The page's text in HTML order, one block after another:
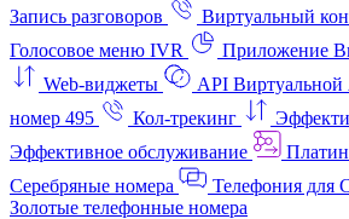
Запись разговоров
Виртуальный
Голосовое меню IVR
Приложение
Web-виджеты
API
номер 495
Кол-трекинг
Эффективное обслуживание
Серебряные номера
Телефония для
Золотые телефонные номера